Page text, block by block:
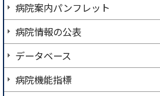
病院案内パンフレット
病院情報の公表
データベース
病院機能指標